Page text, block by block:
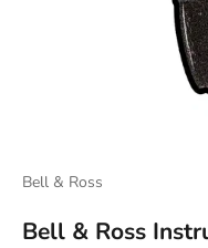
Bell & Ross
Bell & Ross